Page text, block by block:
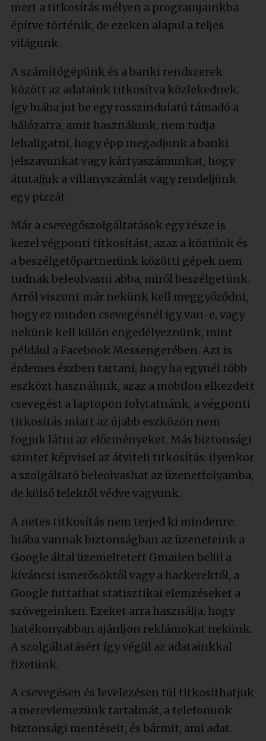
mert a titkosítás mélyen a programjainkba
építve történik, de ezeken alapul a teljes
világunk.
A számítógépünk és a banki rendszerek
között az adataink titkosítva közlekednek.
Így hiába jut be egy rosszindulatú támadó a
hálózatra, amit használunk, nem tudja
lehallgatni, hogy épp megadjunk a banki
jelszavunkat vagy kártyaszámunkat, hogy
átutaljuk a villanyszámlát vagy rendeljünk
egy pizzát.
Már a csevegőszolgáltatások egy része is
kezel végponti titkosítást, azaz a köztünk és
a beszélgetőpartnerünk közötti gépek nem
tudnak beleolvasni abba, miről beszélgetünk.
Arról viszont már nekünk kell meggyőződni,
hogy ez minden csevegésnél így van-e, vagy
nekünk kell külön engedélyeznünk, mint
például a Facebook Messengerében. Azt is
érdemes észben tartani, hogy ha egynél több
eszközt használunk, azaz a mobilon elkezdett
csevegést a laptopon folytatnánk, a végponti
titkosítás miatt az újabb eszközön nem
fogjuk látni az előzményeket. Más biztonsági
szintet képvisel az átviteli titkosítás: ilyenkor
a szolgáltató beleolvashat az üzenetfolyamba,
de külső felektől védve vagyunk.
A netes titkosítás nem terjed ki mindenre:
hiába vannak biztonságban az üzeneteink a
Google által üzemeltetett Gmailen belül a
kíváncsi ismerősöktől vagy a hackerektől, a
Google futtathat statisztikai elemzéseket a
szövegeinken. Ezeket arra használja, hogy
hatékonyabban ajánljon reklámokat nekünk.
A szolgáltatásért így végül az adatainkkal
fizetünk.
A csevegésen és levelezésen túl titkosíthatjuk
a merevlemezünk tartalmát, a telefonunk
biztonsági mentéseit, és bármit, ami adat.